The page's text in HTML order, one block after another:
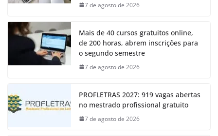
7 de agosto de 2026
Mais de 40 cursos gratuitos online,
de 200 horas, abrem inscrições para
o segundo semestre
7 de agosto de 2026
PROFLETRAS 2027: 919 vagas abertas
no mestrado profissional gratuito
7 de agosto de 2026